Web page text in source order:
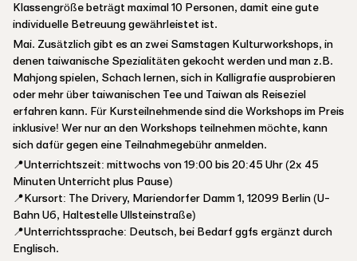
Klassengröße beträgt maximal 10 Personen, damit eine gute
individuelle Betreuung gewährleistet ist.
Mai. Zusätzlich gibt es an zwei Samstagen Kulturworkshops, in
denen taiwanische Spezialitäten gekocht werden und man z.B.
Mahjong spielen, Schach lernen, sich in Kalligrafie ausprobieren
oder mehr über taiwanischen Tee und Taiwan als Reiseziel
erfahren kann. Für Kursteilnehmende sind die Workshops im Preis
inklusive! Wer nur an den Workshops teilnehmen möchte, kann
sich dafür gegen eine Teilnahmegebühr anmelden.
📍Unterrichtszeit: mittwochs von 19:00 bis 20:45 Uhr (2x 45
Minuten Unterricht plus Pause)
📍Kursort: The Drivery, Mariendorfer Damm 1, 12099 Berlin (U-
Bahn U6, Haltestelle Ullsteinstraße)
📍Unterrichtssprache: Deutsch, bei Bedarf ggfs ergänzt durch
Englisch.